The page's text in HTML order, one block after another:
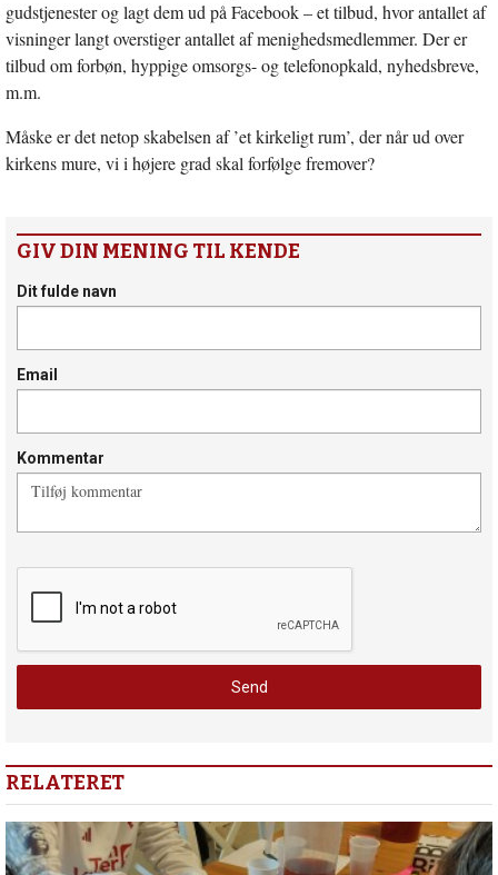
gudstjenester og lagt dem ud på Facebook – et tilbud, hvor antallet af
visninger langt overstiger antallet af menighedsmedlemmer. Der er
tilbud om forbøn, hyppige omsorgs- og telefonopkald, nyhedsbreve,
m.m.
Måske er det netop skabelsen af ’et kirkeligt rum’, der når ud over
kirkens mure, vi i højere grad skal forfølge fremover?
GIV DIN MENING TIL KENDE
Dit fulde navn
Email
Kommentar
RELATERET